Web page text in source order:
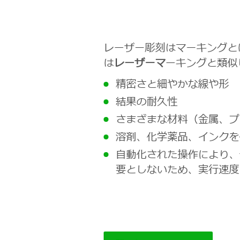
レーザー彫刻はマーキング
はレーザーマーキングと類似
精密さと細やかな線や形
結果の耐久性
さまざまな材料（金属、
溶剤、化学薬品、インク
自動化された操作により
要としないため、実行速